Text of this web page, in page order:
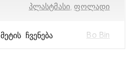
პლასტმასი, ფოლადი
Bo Bin
ᲛᲔᲢᲘᲡ ᲩᲕᲔᲜᲔᲑᲐ